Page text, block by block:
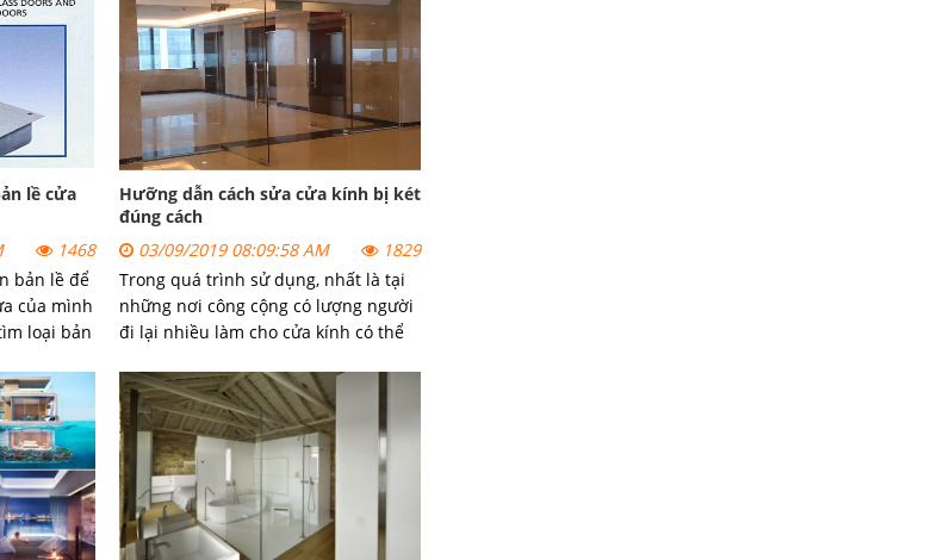
sản phẩm chất lượng nhất.
lề cửa
1468
bản lề để
của mình
loại bản
Hưỡng dẫn cách sửa cửa kính bị két
đúng cách
03/09/2019 08:09:58 AM
1829
Trong quá trình sử dụng, nhất là tại
những nơi công cộng có lượng người
đi lại nhiều làm cho cửa kính có thể
kính thủy lực bị kẹt như: Cánh cửa bị
chảy xệ, cửa kính thủy lực bị kẹt, cửa
kính thủy lực bị gãy cánh…